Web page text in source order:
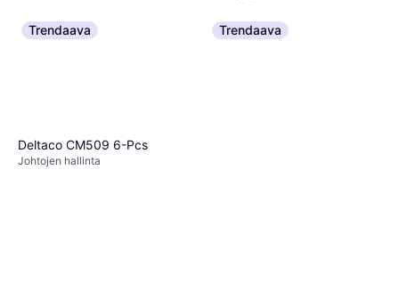
Trendaava
Deltaco CM509 6-Pcs
Johtojen hallinta
Trendaava